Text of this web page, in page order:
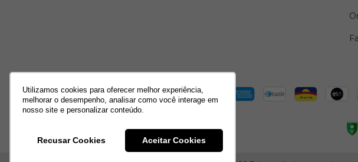
Utilizamos cookies para oferecer melhor experiência,
melhorar o desempenho, analisar como você interage em
nosso site e personalizar conteúdo.
Recusar Cookies Aceitar Cookies